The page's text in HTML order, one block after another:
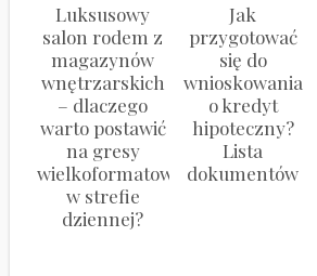
Luksusowy
salon rodem z
magazynów
wnętrzarskich
– dlaczego
warto postawić
na gresy
wielkoformatowe
w strefie
dziennej?
Jak
przygotować
się do
wnioskowania
o kredyt
hipoteczny?
Lista
dokumentów